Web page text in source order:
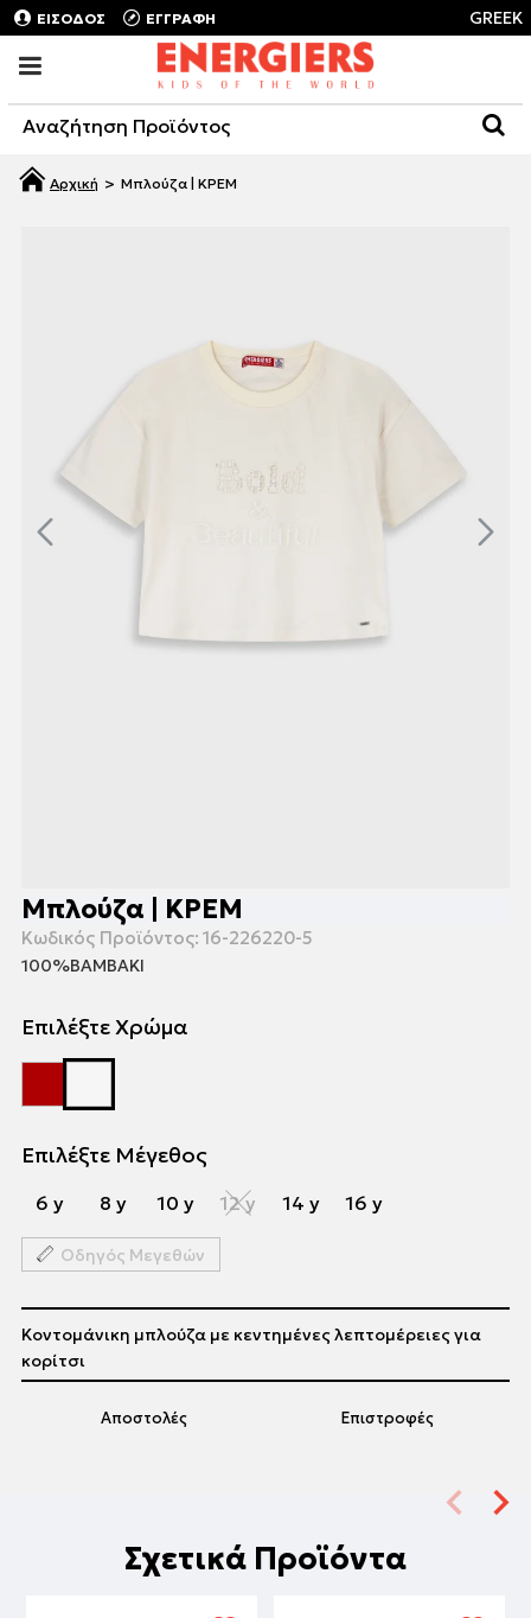
ΕΙΣΟΔΟΣ ΕΓΓΡΑΦΗ GREEK
Μπλούζα | ΚΡΕΜ
Μπλούζα | ΚΡΕΜ
Κωδικός Προϊόντος: 16-226220-5
100%ΒΑΜΒΑΚΙ
Επιλέξτε Χρώμα
Επιλέξτε Μέγεθος
6 y 8 y 10 y 12 y 14 y 16 y
Οδηγός Μεγεθών
Αποστολές Επιστροφές
Κοντομάνικη μπλούζα με κεντημένες λεπτομέρειες για
κορίτσι
Σχετικά Προϊόντα